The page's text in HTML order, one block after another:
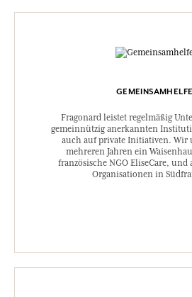
Fragonard leistet regelmäßig
gemeinnützig anerkannten
auch auf private Initiativen. Wir
mehreren Jahren ein
französische NGO EliseCare, und
Organisationen in